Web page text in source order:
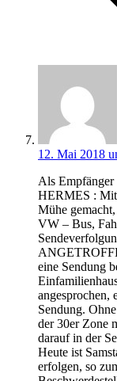
12. Mai 2018
Als Empfänger
HERMES :
Mühe
VW – Bus,
eine Sendung
angesprochen,
Sendung.
der 30er Zone
darauf in der
Heute ist
erfolgen, so